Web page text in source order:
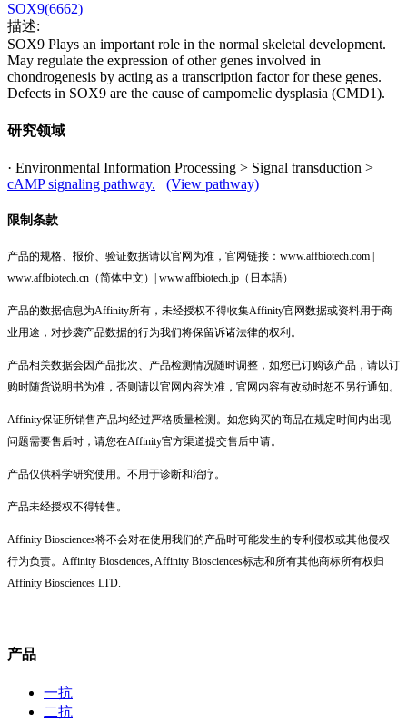
SOX9(6662)
描述:
SOX9 Plays an important role in the normal skeletal development.
May regulate the expression of other genes involved in
chondrogenesis by acting as a transcription factor for these genes.
Defects in SOX9 are the cause of campomelic dysplasia (CMD1).
研究领域
· Environmental Information Processing > Signal transduction >
cAMP signaling pathway.
(View pathway)
限制条款
产品的规格、报价、验证数据请以官网为准，官网链接：www.affbiotech.com |
www.affbiotech.cn（简体中文）| www.affbiotech.jp（日本語）
产品的数据信息为Affinity所有，未经授权不得收集Affinity官网数据或资料用于商
业用途，对抄袭产品数据的行为我们将保留诉诸法律的权利。
产品相关数据会因产品批次、产品检测情况随时调整，如您已订购该产品，请以订
购时随货说明书为准，否则请以官网内容为准，官网内容有改动时恕不另行通知。
Affinity保证所销售产品均经过严格质量检测。如您购买的商品在规定时间内出现
问题需要售后时，请您在Affinity官方渠道提交售后申请。
产品仅供科学研究使用。不用于诊断和治疗。
产品未经授权不得转售。
Affinity Biosciences将不会对在使用我们的产品时可能发生的专利侵权或其他侵权
行为负责。Affinity Biosciences, Affinity Biosciences标志和所有其他商标所有权归
Affinity Biosciences LTD.
产品
一抗
二抗